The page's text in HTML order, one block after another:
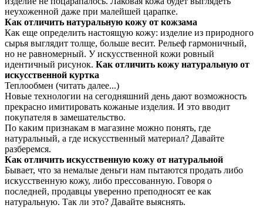
неухоженной даже при малейшей царапке.
Как отличить натуральную кожу от кожзама
Как еще определить настоящую кожу: изделие из природного
сырья выглядит толще, больше весит. Рельеф гармоничный,
но не равномерный. У искусственной кожи ровный
идентичный рисунок. Как отличить кожу натуральную от
искусственной куртка
Теплообмен (читать далее...)
Новые технологии на сегодняшний день дают возможность
прекрасно имитировать кожаные изделия. И это вводит
покупателя в замешательство.
По каким признакам в магазине можно понять, где
натуральный, а где искусственный материал? Давайте
разберемся.
Как отличить искусственную кожу от натуральной
Бывает, что за немалые деньги нам пытаются продать либо
искусственную кожу, либо прессованную. Говоря о
последней, продавцы уверенно преподносят ее как
натуральную. Так ли это? Давайте выяснять.